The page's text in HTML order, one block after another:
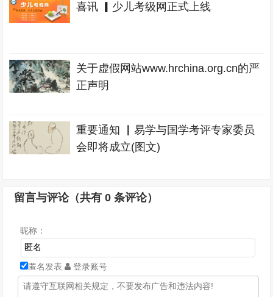
喜讯 ▎少儿考级网正式上线
关于虚假网站www.hrchina.org.cn的严
正声明
重要通知 ▏易学与国学考评专家委员
会即将成立(图文)
留言与评论（共有0 条评论）
昵称：
匿名发表 登录账号